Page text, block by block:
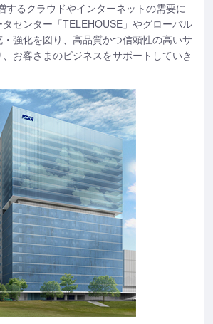
するクラウドやインターネットの需要に
センター「TELEHOUSE」やグローバル
強化を図り、高品質かつ信頼性の高いサ
お客さまのビジネスをサポートしていき